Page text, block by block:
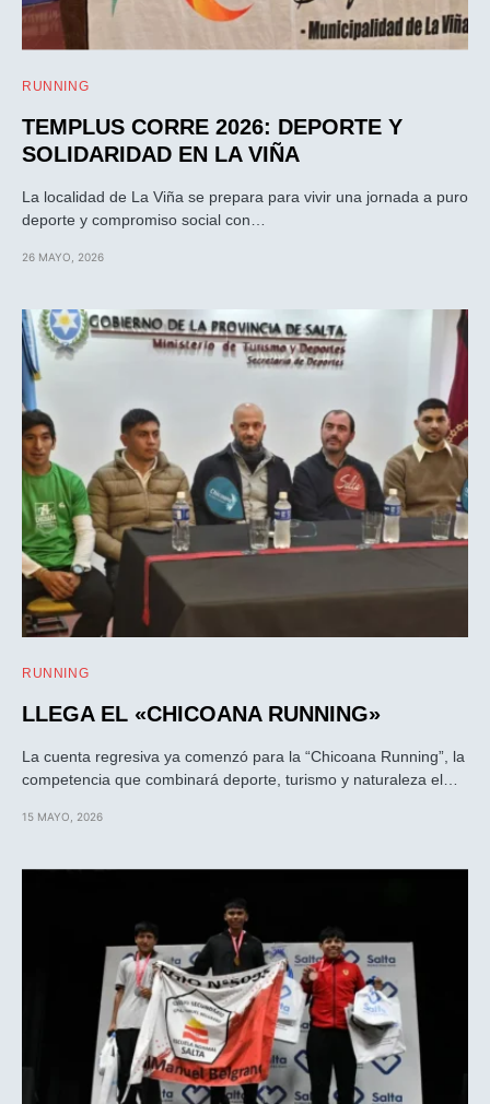
RUNNING
TEMPLUS CORRE 2026: DEPORTE Y
SOLIDARIDAD EN LA VIÑA
La localidad de La Viña se prepara para vivir una jornada a puro
deporte y compromiso social con…
26 MAYO, 2026
RUNNING
LLEGA EL «CHICOANA RUNNING»
La cuenta regresiva ya comenzó para la “Chicoana Running”, la
competencia que combinará deporte, turismo y naturaleza el…
15 MAYO, 2026